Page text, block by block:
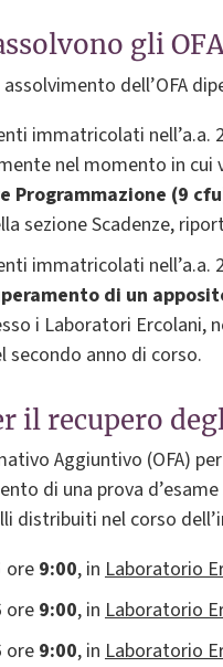
gli
dell’OFA
immatricolati nell’a.a.
nel momento in cui
Programmazione (9
sezione Scadenze,
immatricolati nell’a.a.
di un
i Laboratori Ercolani,
secondo anno di corso.
il recupero
Aggiuntivo (OFA)
di una prova
distribuiti nel corso
ore 9:00, in Laboratorio
ore 9:00, in Laboratorio
ore 9:00, in Laboratorio